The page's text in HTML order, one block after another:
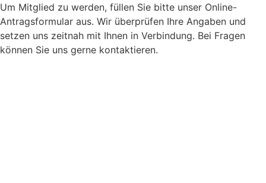
Um Mitglied zu werden, füllen Sie bitte unser Online-
Antragsformular aus. Wir überprüfen Ihre Angaben und
setzen uns zeitnah mit Ihnen in Verbindung. Bei Fragen
können Sie uns gerne kontaktieren.